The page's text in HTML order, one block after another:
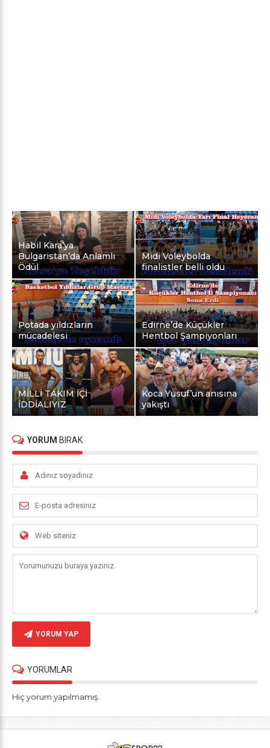
Habil Kara’ya
Bulgaristan’da Anlamlı
Ödül
Midi Voleybolda
finalistler belli oldu
Potada yıldızların
mücadelesi
Edirne’de Küçükler
Hentbol Şampiyonları
MİLLİ TAKIM İÇİ
İDDİALIYIZ
Koca Yusuf’un anısına
yakıştı
YORUM BIRAK
YORUM YAP
YORUMLAR
Hiç yorum yapılmamış.